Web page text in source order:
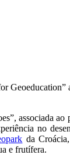
Geoeducation”
associada
no
da
e frutífera.